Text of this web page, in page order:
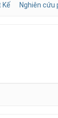
Nghiên